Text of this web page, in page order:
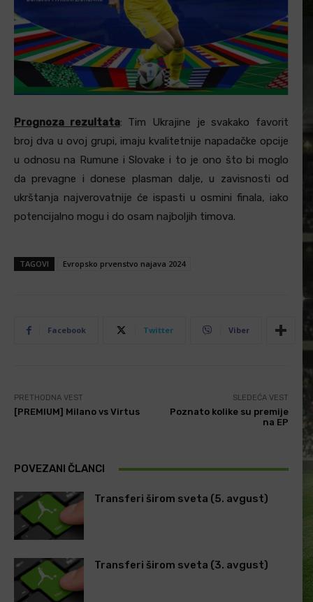
Prognoza rezultata: Tim Ukrajine je svakako favorit
broj dva u ovoj grupi, imaju kvalitetnije napadačke opcije
u odnosu na Rumune i Slovake i to je ono što bi moglo
da prevagne i donese plasman dalje, u zavisnosti od
ukrštanja najverovatnije će ispasti u osmini finala, iako
potencijalno mogu i do osam najboljih timova.
TAGOVI Evropsko prvenstvo najava 2024
Facebook Twitter Viber
PRETHODNA VEST
[PREMIUM] Milano vs Virtus
SLEDEĆA VEST
Poznato kolike su premije
na EP
POVEZANI ČLANCI
Transferi širom sveta (5. avgust)
Transferi širom sveta (3. avgust)